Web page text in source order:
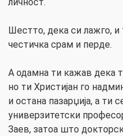
Шестто, дека си лажго,
честичка срам и перде.
А одамна ти кажав дека
но ти Христијан го
и остана пазарџија, а ти
универзитетски
Заев, затоа што